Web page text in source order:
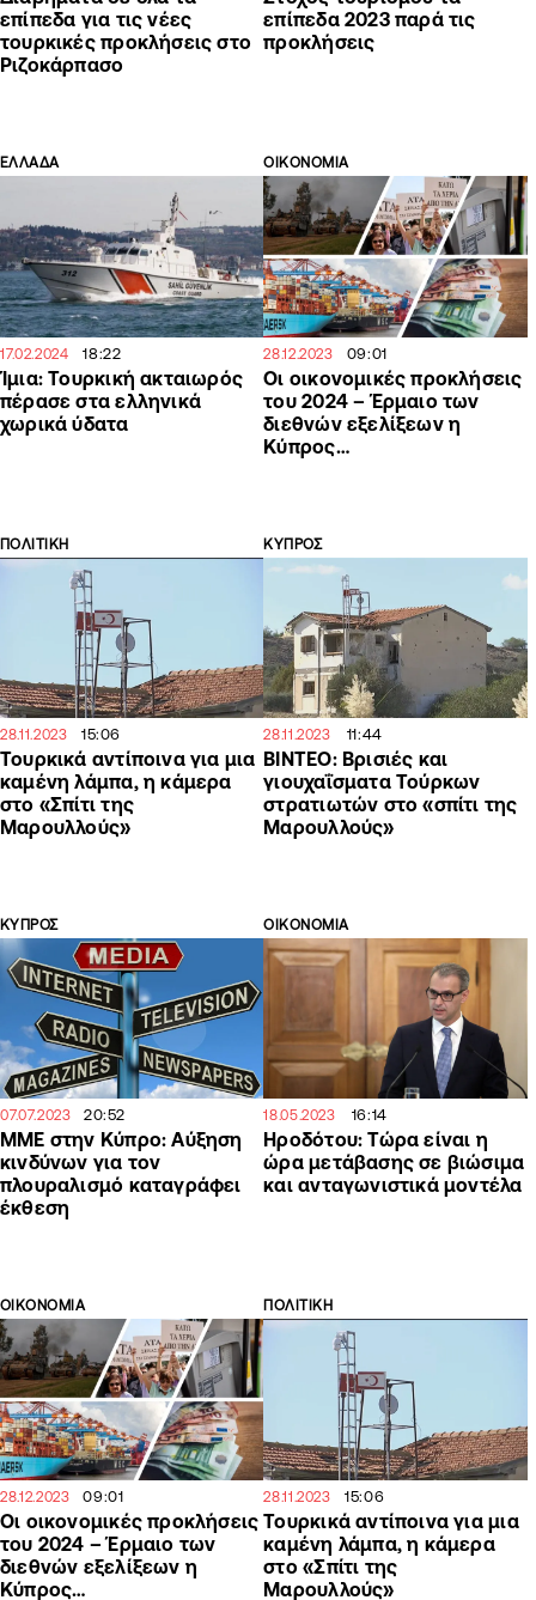
επίπεδα για τις νέες
τουρκικές προκλήσεις στο
Ριζοκάρπασο
επίπεδα 2023 παρά τις
προκλήσεις
ΕΛΛΑΔΑ
17.02.2024 18:22
Ίμια: Τουρκική ακταιωρός
πέρασε στα ελληνικά
χωρικά ύδατα
ΟΙΚΟΝΟΜΙΑ
28.12.2023 09:01
Οι οικονομικές προκλήσεις
του 2024 – Έρμαιο των
διεθνών εξελίξεων η
Κύπρος…
ΠΟΛΙΤΙΚΗ
28.11.2023 15:06
Τουρκικά αντίποινα για μια
καμένη λάμπα, η κάμερα
στο «Σπίτι της
Μαρουλλούς»
ΚΥΠΡΟΣ
28.11.2023 11:44
ΒΙΝΤΕΟ: Βρισιές και
γιουχαΐσματα Τούρκων
στρατιωτών στο «σπίτι της
Μαρουλλούς»
ΚΥΠΡΟΣ
07.07.2023 20:52
MME στην Κύπρο: Αύξηση
κινδύνων για τον
πλουραλισμό καταγράφει
έκθεση
ΟΙΚΟΝΟΜΙΑ
18.05.2023 16:14
Ηροδότου: Τώρα είναι η
ώρα μετάβασης σε βιώσιμα
και ανταγωνιστικά μοντέλα
ΟΙΚΟΝΟΜΙΑ
28.12.2023 09:01
Οι οικονομικές προκλήσεις
του 2024 – Έρμαιο των
διεθνών εξελίξεων η
Κύπρος…
ΠΟΛΙΤΙΚΗ
28.11.2023 15:06
Τουρκικά αντίποινα για μια
καμένη λάμπα, η κάμερα
στο «Σπίτι της
Μαρουλλούς»